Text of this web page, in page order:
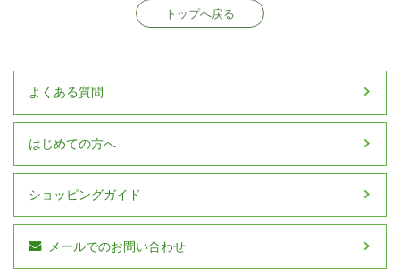
トップへ戻る
よくある質問
はじめての方へ
ショッピングガイド
メールでのお問い合わせ